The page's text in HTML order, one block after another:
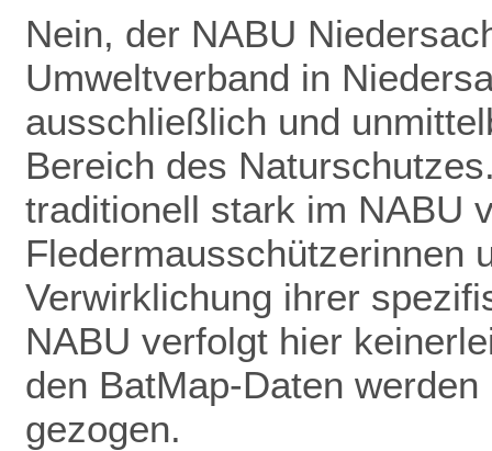
Nein, der NABU
Umweltverband in
ausschließlich und
Bereich des
traditionell stark im NABU
Fledermausschützerinnen
Verwirklichung ihrer
NABU verfolgt hier
den BatMap-Daten
gezogen.